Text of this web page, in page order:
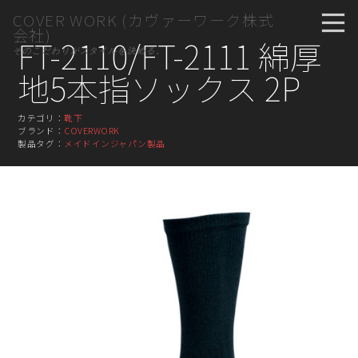
COVER WORK (カヴァーワーク株式
会社)
そのこだわりがスタイルを決める。
FT-2110/FT-2111 綿厚
地5本指ソックス 2P
カテゴリ：靴下
ブランド： COVERWORK
製品タグ： メイドインジャパン製品